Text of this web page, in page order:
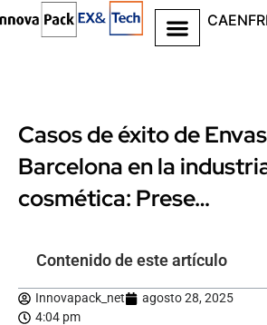
CAENFR
Casos de éxito de
Barcelona en la
cosmética: Prese…
Contenido de este artículo
Innovapack_net
agosto 28, 2025
4:04 pm